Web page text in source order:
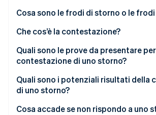
Verifica online dell'identità
Stripe Sessions 2026
Scopri come Stripe sta
Guarda ora
Cosa sono le frodi di storno o le
Che cos’è la contestazione?
Quali sono le prove da presentare
contestazione di uno storno?
Quali sono i potenziali risultati della
di uno storno?
Cosa accade se non rispondo a uno